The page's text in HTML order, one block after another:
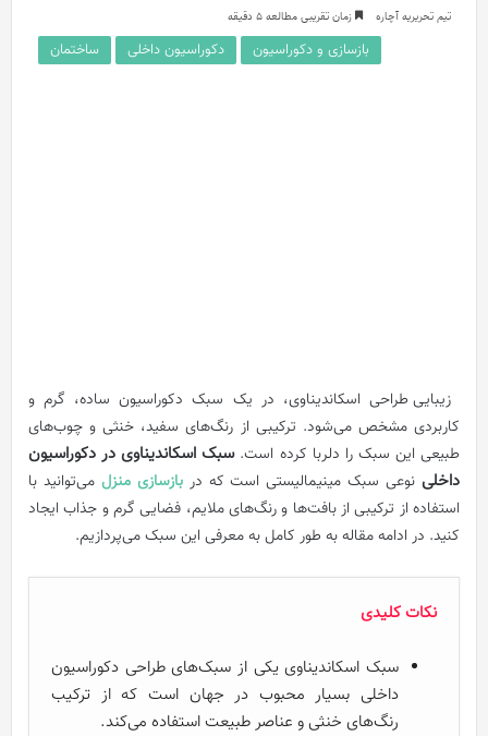
تیم تحریریه آچاره زمان تقریبی مطالعه 5 دقیقه
بازسازی و دکوراسیون دکوراسیون داخلی ساختمان
زیبایی طراحی اسکاندیناوی، در یک سبک دکوراسیون ساده، گرم و
کاربردی مشخص می‌شود. ترکیبی از رنگ‌های سفید، خنثی و چوب‌های
طبیعی این سبک را دلربا کرده است.سبک اسکاندیناوی در دکوراسیون
داخلینوعی سبک مینیمالیستی است که دربازسازی منزل می‌توانید با
استفاده از ترکیبی از بافت‌ها و رنگ‌های ملایم، فضایی گرم و جذاب ایجاد
کنید. در ادامه مقاله به طور کامل به معرفی این سبک می‌پردازیم.
نکات کلیدی
سبک اسکاندیناوی یکی از سبک‌های طراحی دکوراسیون
داخلی بسیار محبوب در جهان است که از ترکیب
رنگ‌های خنثی و عناصر طبیعت استفاده می‌کند.